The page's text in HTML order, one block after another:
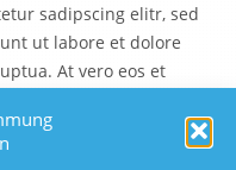
sadipscing elitr, sed
ut labore et dolore
At vero eos et
est Lorem ipsum dolor sit